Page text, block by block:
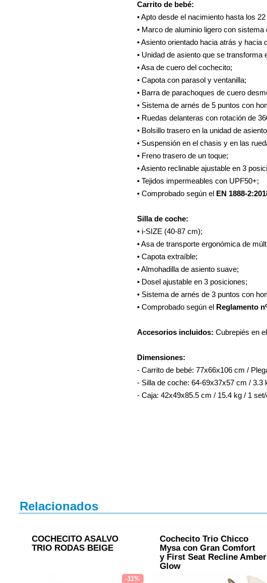
Carrito de bebé:
• Apto desde el
• Marco de aluminio ligero con sistema
• Asiento orientado hacia atrás y hacia
• Unidad de asiento que se transforma
• Asa de cuero
• Capota con parasol y ventanilla;
• Barra de parachoques de cuero
• Sistema de arnés de 5 puntos con
• Ruedas delanteras con rotación de
• Bolsillo trasero en la unidad de
• Suspensión en el chasis y en las
• Freno trasero de un toque;
• Asiento reclinable ajustable en 3
• Tejidos impermeables con UPF50+;
• Comprobado según el
EN 1888-
Silla de coche:
• i-SIZE (40-87 cm);
• Asa de transporte ergonómica de
• Capota extraíble;
• Almohadilla de asiento suave;
• Dosel ajustable en 3 posiciones;
• Sistema de arnés de 3 puntos con
• Comprobado según el
Reglamento
Accesorios incluidos: Cubrepiés en
Dimensiones:
- Carrito de bebé: 77x66x106 cm /
- Silla de coche: 64-69x37x57 cm / 3.3
- Caja: 42x49x85.5 cm / 15.4 kg / 1
Relacionados
COCHECITO ASALVO
TRIO RODAS BEIGE
-11%
Cochecito Trio Chicco
Mysa con Gran Comfort
y First Seat Recline Amber
Glow